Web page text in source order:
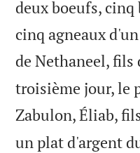
deux boeufs,
cinq agneaux
de Nethaneel, fils
troisième jour, le
Zabulon, Éliab,
un plat d'argent